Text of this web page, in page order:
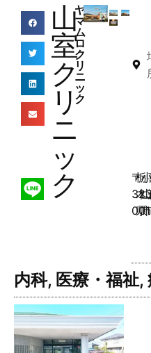
山
室
ク
リ
ニ
ッ
ク
ヤ
マ
ム
ロ
ク
リ
ニ
ッ
ク
〒
栃
木
県
内科, 医療・福祉,